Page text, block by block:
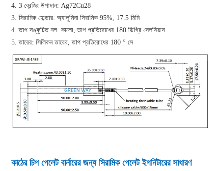
4. 3 ব্রেজিং উপাদান: Ag72Cu28
3. সিরামিক হোল্ডার: অ্যালুমিনা সিরামিক 95%, 17.5 মিমি
4. তাপ সঙ্কুচিত নল: কালো; তাপ প্রতিরোধের 180 ডিগ্রি সেলসিয়াস
5. তারের: সিলিকন তারের, তাপ প্রতিরোধের 180 ° সে
কাঠের চিপ পেলেট বার্নারের জন্য সিরামিক পেলেট ইগনিটারের সাধারণ